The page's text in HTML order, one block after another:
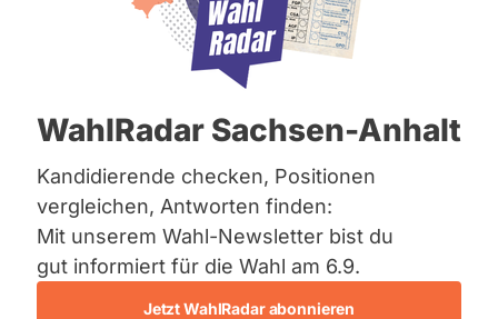
Bremen
Hamburg
Mecklenburg-Vorpommern
Nordrhein-Westfalen
Saarland
Sachsen
Sachsen-Anhalt
Sachsen-Anhalt
Schleswig-Holstein
Thüringen
WahlRadar Sachsen-Anhalt
Kandidierende checken, Positionen
vergleichen, Antworten finden:
Mit unserem Wahl-Newsletter bist du
gut informiert für die Wahl am 6.9.
Jetzt WahlRadar abonnieren
Wahlkreisliste Oberfranken
Listenposition
Wahlkreisliste Oberfranken
Franc Dierl
CSU
Fraktion: CSU